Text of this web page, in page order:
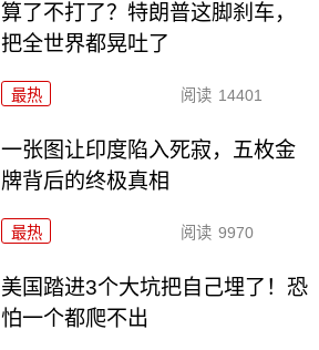
算了不打了？特朗普这脚刹车，
把全世界都晃吐了
最热 阅读 14401
一张图让印度陷入死寂，五枚金
牌背后的终极真相
最热 阅读 9970
美国踏进3个大坑把自己埋了！恐
怕一个都爬不出